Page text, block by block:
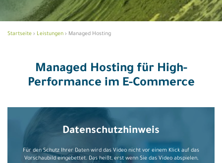
Agentur
Blog
Shop
Startseite › Leistungen › Managed Hosting
Managed Hosting für High-
Performance im E-Commerce
Datenschutzhinweis
Für den Schutz Ihrer Daten wird das Video nicht vor einem Klick auf das
Vorschaubild eingebettet. Das heißt, erst wenn Sie das Video abspielen,